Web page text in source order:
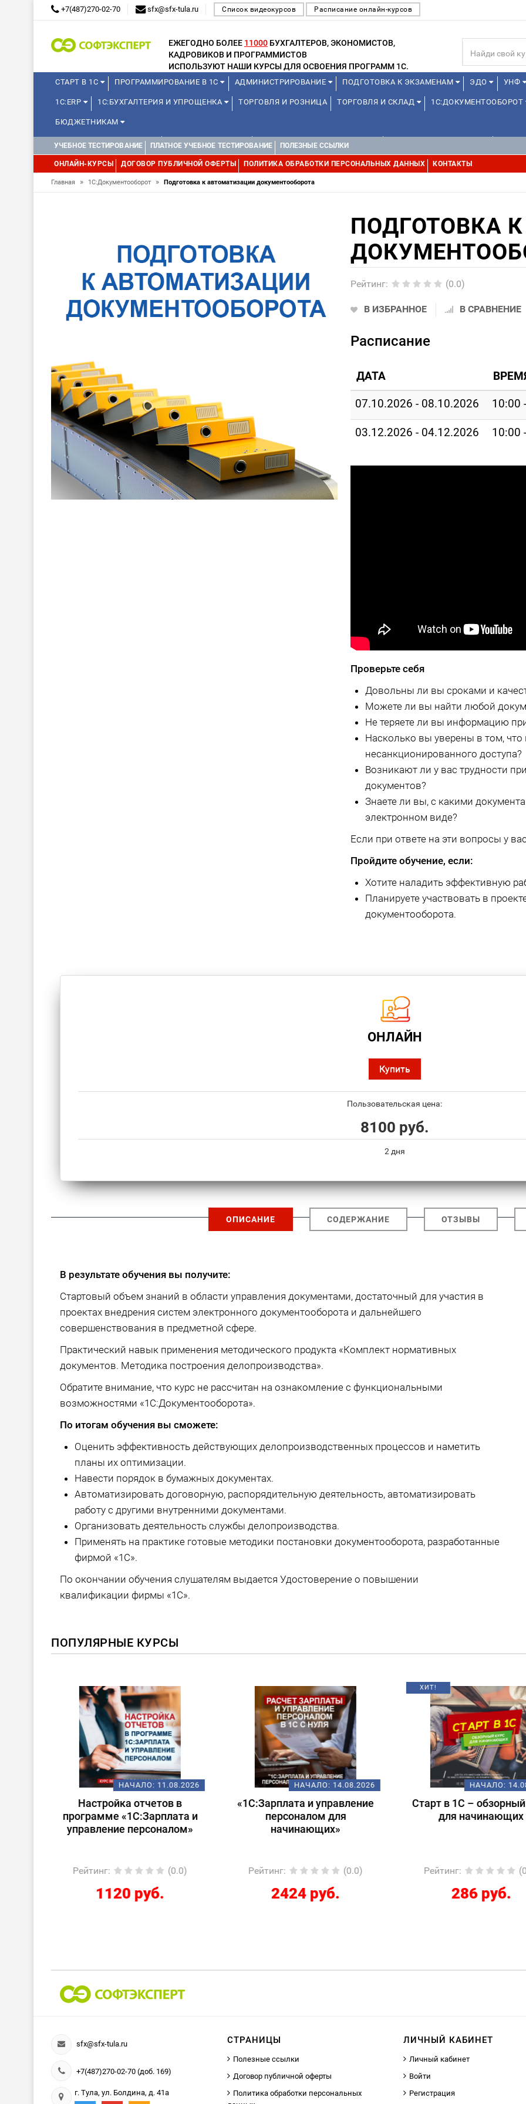
+7(487)270-02-70 sfx@sfx-tula.ru Список видеокурсов Расписание онлайн-курсов
ЕЖЕГОДНО БОЛЕЕ 11000 БУХГАЛТЕРОВ, ЭКОНОМИСТОВ,
КАДРОВИКОВ И ПРОГРАММИСТОВ
ИСПОЛЬЗУЮТ НАШИ КУРСЫ ДЛЯ ОСВОЕНИЯ ПРОГРАММ 1С.
СТАРТ В 1С ПРОГРАММИРОВАНИЕ В 1С АДМИНИСТРИРОВАНИЕ ПОДГОТОВКА К ЭКЗАМЕНАМ ЭДО УНФ
1С:ERP 1С:БУХГАЛТЕРИЯ И УПРОЩЕНКА ТОРГОВЛЯ И РОЗНИЦА ТОРГОВЛЯ И СКЛАД 1С:ДОКУМЕНТООБОРОТ
БЮДЖЕТНИКАМ
КУРСЫ ДЛЯ ШКОЛЬНИКОВ ДЛЯ ШКОЛЬНИКОВ 1С:УПРАВЛЕНИЕ ХОЛДИНГОМ
WEB, JAVA И ANDROID
УЧЕБНОЕ ТЕСТИРОВАНИЕ ПЛАТНОЕ УЧЕБНОЕ ТЕСТИРОВАНИЕ ПОЛЕЗНЫЕ ССЫЛКИ
ОНЛАЙН-КУРСЫ ДОГОВОР ПУБЛИЧНОЙ ОФЕРТЫ ПОЛИТИКА ОБРАБОТКИ ПЕРСОНАЛЬНЫХ ДАННЫХ КОНТАКТЫ
Главная » 1С:Документооборот » Подготовка к автоматизации документооборота
ПОДГОТОВКА
Рейтинг: (0.0)
В ИЗБРАННОЕ В СРАВНЕНИЕ
Расписание
ДАТА
07.10.2026 - 08.10.2026 10:00
03.12.2026 - 04.12.2026 10:00
Проверьте себя
Довольны ли вы сроками и
Можете ли вы найти любой
Не теряете ли вы информацию
Насколько вы уверены в том,
несанкционированного доступа?
Возникают ли у вас трудности
документов?
Знаете ли вы, с какими
электронном виде?
Если при ответе на эти вопросы у
Пройдите обучение, если:
Хотите наладить эффективную
Планируете участвовать в
документооборота.
ОНЛАЙН
Купить
Пользовательская цена:
8100 руб.
2 дня
ОПИСАНИЕ СОДЕРЖАНИЕ ОТЗЫВЫ
В результате обучения вы получите:
Стартовый объем знаний в области управления документами, достаточный для участия в
проектах внедрения систем электронного документооборота и дальнейшего
совершенствования в предметной сфере.
Практический навык применения методического продукта «Комплект нормативных
документов. Методика построения делопроизводства».
Обратите внимание, что курс не рассчитан на ознакомление с функциональными
возможностями «1С:Документооборота».
По итогам обучения вы сможете:
Оценить эффективность действующих делопроизводственных процессов и наметить
планы их оптимизации.
Навести порядок в бумажных документах.
Автоматизировать договорную, распорядительную деятельность, автоматизировать
работу с другими внутренними документами.
Организовать деятельность службы делопроизводства.
Применять на практике готовые методики постановки документооборота, разработанные
фирмой «1С».
По окончании обучения слушателям выдается Удостоверение о повышении
квалификации фирмы «1С».
ПОПУЛЯРНЫЕ КУРСЫ
НАЧАЛО:14.08.2026
«1С:Зарплата и управление
персоналом для
начинающих»
Рейтинг : (0.0)
2424 руб.
ХИТ!
НАЧАЛО:14.08.2026
Старт в 1С – обзорный курс
для начинающих
Рейтинг : (0.0)
286 руб.
НАЧАЛО:
Подготовка к
1С:Специалист-
Рейтинг :
12267 руб.
sfx@sfx-tula.ru
+7(487)270-02-70 (доб. 169)
г. Тула, ул. Болдина, д. 41а
СТРАНИЦЫ
Полезные ссылки
Договор публичной оферты
Политика обработки персональных
ЛИЧНЫЙ КАБИНЕТ
Личный кабинет
Войти
Регистрация